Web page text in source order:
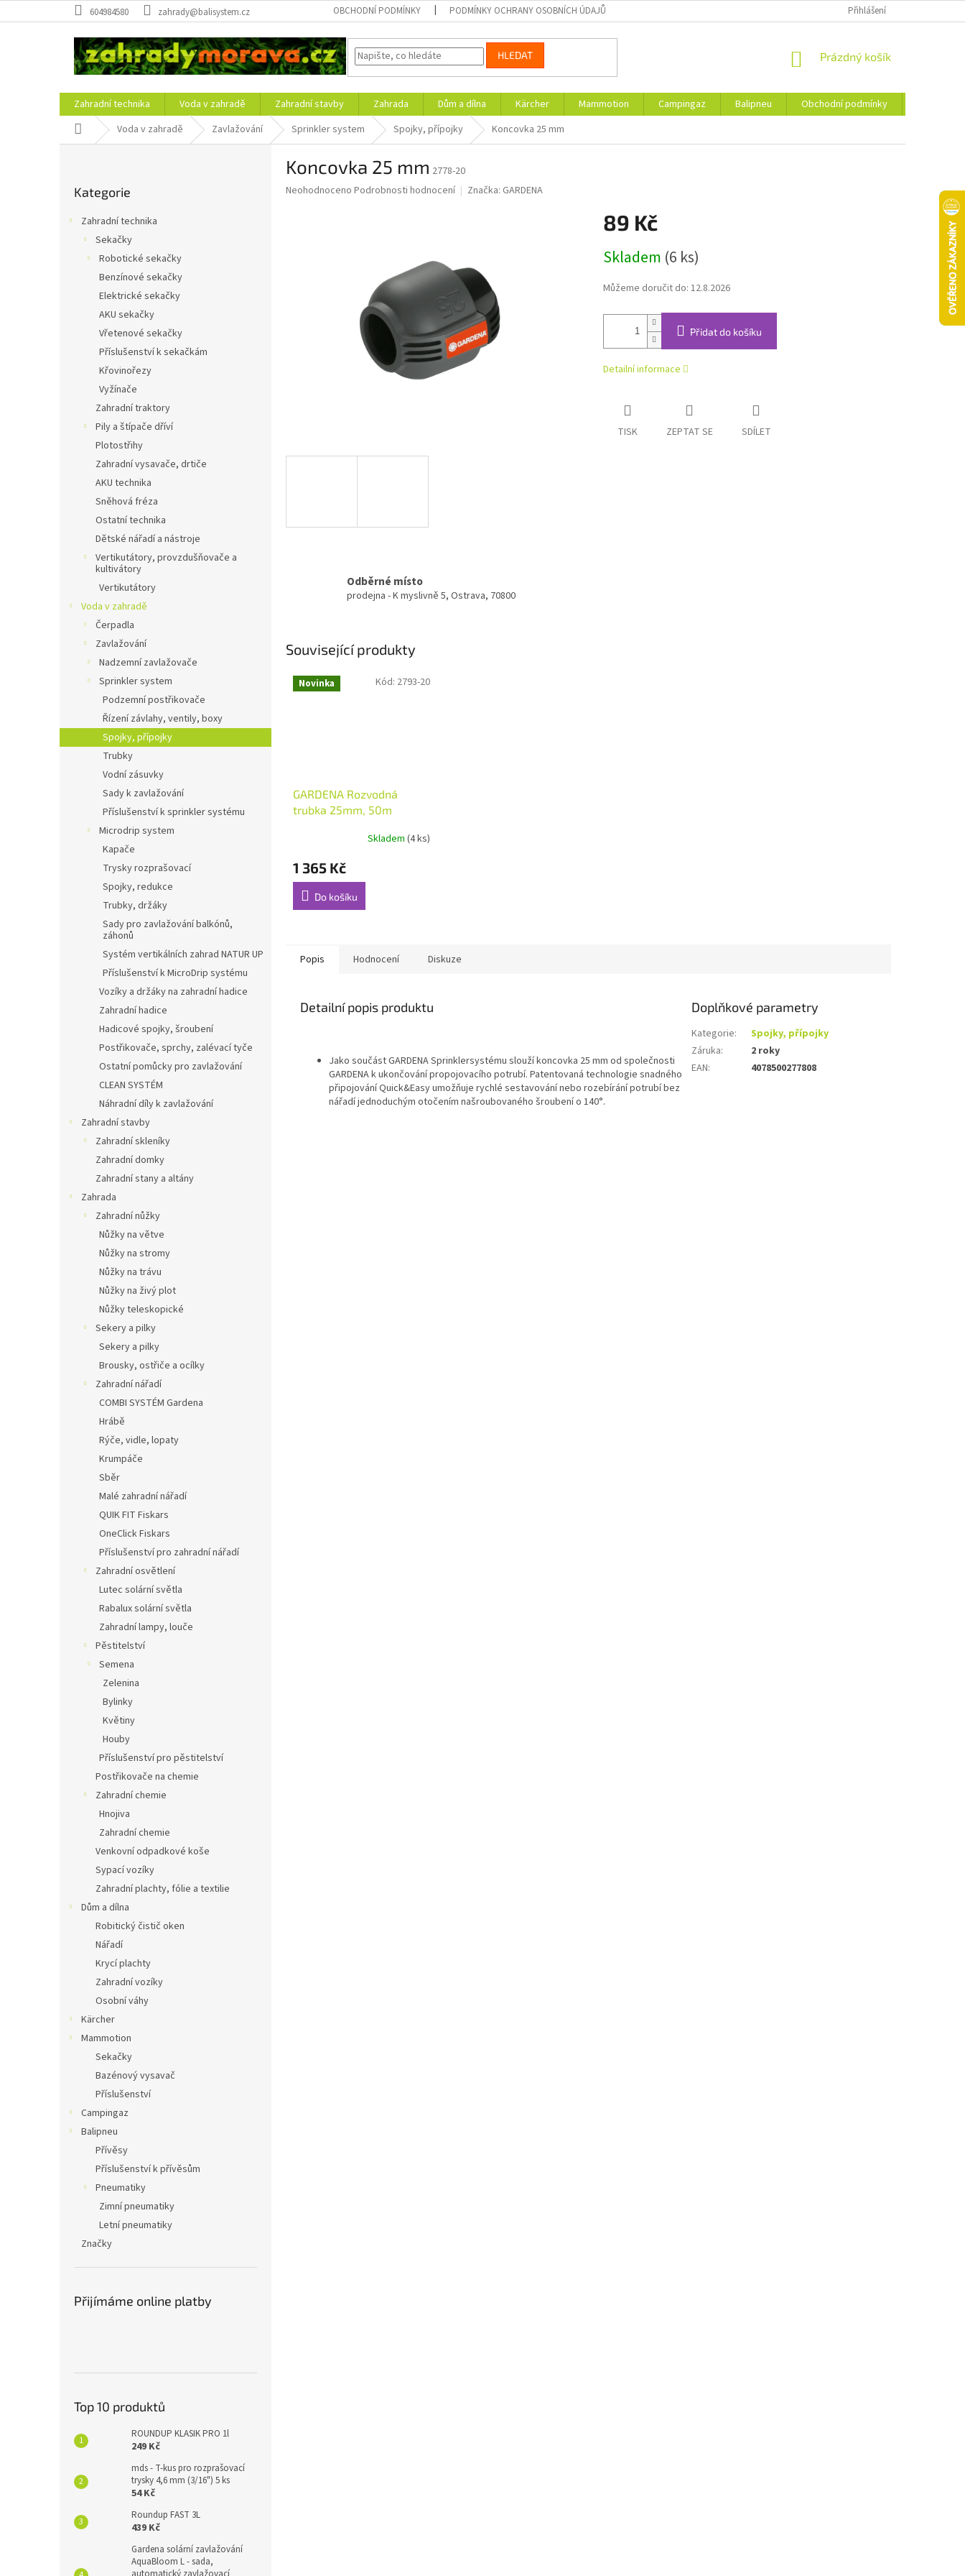
na
604984580 zahrady@balisystem.cz OBCHODNÍ PODMÍNKY PODMÍNKY OCHRANY OSOBNÍCH ÚDAJŮ Přihlášení
HLEDAT
NÁKUPNÍ
Prázdný košík
Zahradní technika Voda v zahradě Zahradní stavby Zahrada Dům a dílna Kärcher Mammotion Campingaz Balipneu Obchodní podmínky
Domů Voda v zahradě Zavlažování Sprinkler system Spojky, přípojky Koncovka 25 mm
kategorie
Kategorie
Zahradní technika
Sekačky
Robotické sekačky
Benzínové sekačky
Elektrické sekačky
AKU sekačky
Vřetenové sekačky
Příslušenství k sekačkám
Křovinořezy
Vyžínače
Zahradní traktory
Pily a štípače dříví
Plotostřihy
Zahradní vysavače, drtiče
AKU technika
Sněhová fréza
Ostatní technika
Dětské nářadí a nástroje
Vertikutátory, provzdušňovače a
kultivátory
Vertikutátory
Voda v zahradě
Čerpadla
Zavlažování
Nadzemní zavlažovače
Sprinkler system
Podzemní postřikovače
Řízení závlahy, ventily, boxy
Spojky, přípojky
Trubky
Vodní zásuvky
Sady k zavlažování
Příslušenství k sprinkler systému
Microdrip system
Kapače
Trysky rozprašovací
Spojky, redukce
Trubky, držáky
Sady pro zavlažování balkónů,
záhonů
Systém vertikálních zahrad NATUR UP
Příslušenství k MicroDrip systému
Vozíky a držáky na zahradní hadice
Zahradní hadice
Hadicové spojky, šroubení
Postřikovače, sprchy, zalévací tyče
Ostatní pomůcky pro zavlažování
CLEAN SYSTÉM
Náhradní díly k zavlažování
Zahradní stavby
Zahradní skleníky
Zahradní domky
Zahradní stany a altány
Zahrada
Zahradní nůžky
Nůžky na větve
Nůžky na stromy
Nůžky na trávu
Nůžky na živý plot
Nůžky teleskopické
Sekery a pilky
Sekery a pilky
Brousky, ostřiče a ocílky
Zahradní nářadí
COMBI SYSTÉM Gardena
Hrábě
Rýče, vidle, lopaty
Krumpáče
Sběr
Malé zahradní nářadí
QUIK FIT Fiskars
OneClick Fiskars
Příslušenství pro zahradní nářadí
Zahradní osvětlení
Lutec solární světla
Rabalux solární světla
Zahradní lampy, louče
Pěstitelství
Semena
Zelenina
Bylinky
Květiny
Houby
Příslušenství pro pěstitelství
Postřikovače na chemie
Zahradní chemie
Hnojiva
Zahradní chemie
Venkovní odpadkové koše
Sypací vozíky
Zahradní plachty, fólie a textilie
Dům a dílna
Robitický čistič oken
Nářadí
Krycí plachty
Zahradní vozíky
Osobní váhy
Kärcher
Mammotion
Sekačky
Bazénový vysavač
Příslušenství
Campingaz
Balipneu
Přívěsy
Příslušenství k přívěsům
Pneumatiky
Zimní pneumatiky
Letní pneumatiky
Značky
Přijímáme online platby
Top 10 produktů
ROUNDUP KLASIK PRO 1l
249 Kč
mds - T-kus pro rozprašovací
trysky 4,6 mm (3/16") 5 ks
54 Kč
Roundup FAST 3L
439 Kč
Gardena solární zavlažování
AquaBloom L - sada,
Koncovka 25 mm 2778-20
Průměrné
Neohodnoceno Podrobnosti hodnocení Značka: GARDENA
89 Kč
cena:
Skladem (6 ks)
Můžeme doručit do: 12.8.2026
Přidat do košíku
Detailní informace
TISK ZEPTAT SE SDÍLET
Odběrné místo
prodejna - K myslivně 5, Ostrava, 70800
Související produkty
Novinka
GARDENA Rozvodná
trubka 25mm, 50m
Skladem (4 ks)
1 365 Kč
Do košíku
Kód: 2793-20
Popis Hodnocení Diskuze
Detailní popis produktu
Jako součást GARDENA Sprinklersystému slouží koncovka 25 mm od společnosti
GARDENA k ukončování propojovacího potrubí. Patentovaná technologie snadného
připojování Quick&Easy umožňuje rychlé sestavování nebo rozebírání potrubí bez
nářadí jednoduchým otočením našroubovaného šroubení o 140°.
Doplňkové parametry
Kategorie:
Spojky, přípojky
Záruka:
2 roky
EAN: 4078500277808